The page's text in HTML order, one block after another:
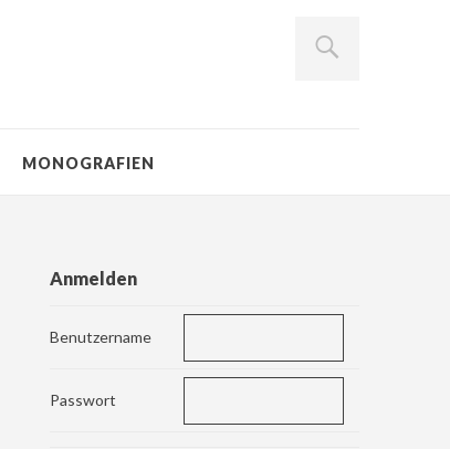
MONOGRAFIEN
Anmelden
Benutzername
Passwort